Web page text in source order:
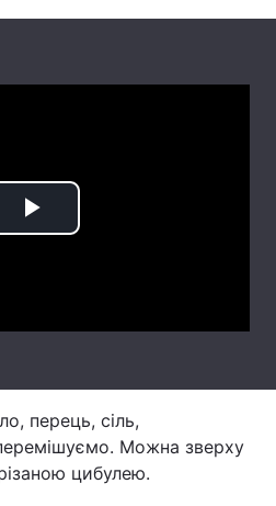
Play
перець, сіль,
Можна зверху
цибулею.